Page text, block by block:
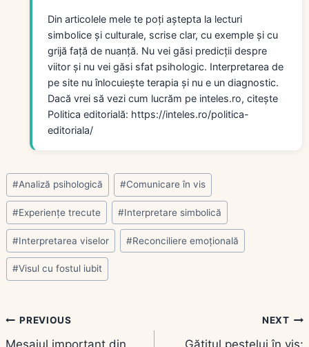
Din articolele mele te poți aștepta la lecturi
simbolice și culturale, scrise clar, cu exemple și cu
grijă față de nuanță. Nu vei găsi predicții despre
viitor și nu vei găsi sfat psihologic. Interpretarea de
pe site nu înlocuiește terapia și nu e un diagnostic.
Dacă vrei să vezi cum lucrăm pe inteles.ro, citește
Politica editorială: https://inteles.ro/politica-
editoriala/
Post
Tags:
#Analiză psihologică #Comunicare în vis
#Experiențe trecute #Interpretare simbolică
#Interpretarea viselor #Reconciliere emoțională
#Visul cu fostul iubit
Navigare
PREVIOUS
Mesajul important din
NEXT
Gătitul peștelui în vis: